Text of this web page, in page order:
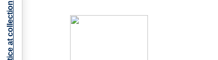
Notice at collection